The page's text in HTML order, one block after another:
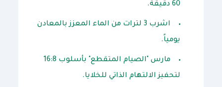
60 دقيقة.
اشرب 3 لترات من الماء المعزز بالمعادن
يومياً.
مارس "الصيام المتقطع" بأسلوب 16:8
لتحفيز الالتهام الذاتي للخلايا.